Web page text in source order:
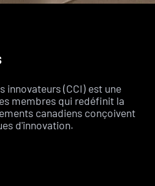
innovateurs (CCI) est une
membres qui redéfinit la
canadiens conçoivent
d'innovation.